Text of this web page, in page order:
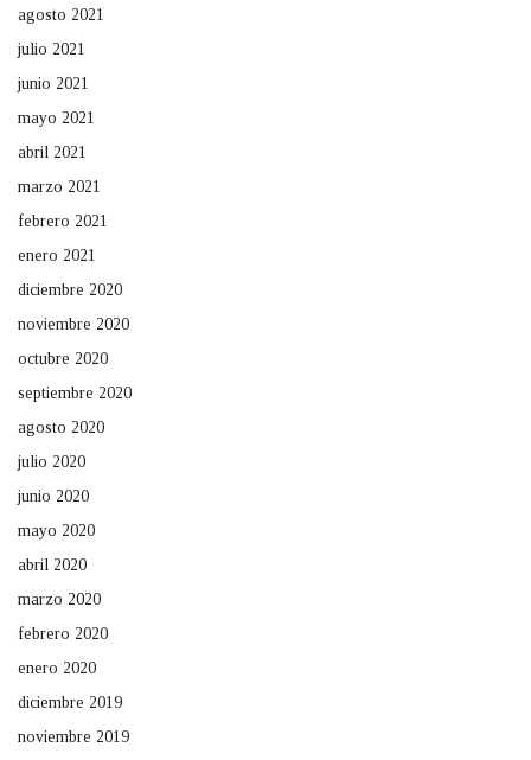
agosto 2021
julio 2021
junio 2021
mayo 2021
abril 2021
marzo 2021
febrero 2021
enero 2021
diciembre 2020
noviembre 2020
octubre 2020
septiembre 2020
agosto 2020
julio 2020
junio 2020
mayo 2020
abril 2020
marzo 2020
febrero 2020
enero 2020
diciembre 2019
noviembre 2019